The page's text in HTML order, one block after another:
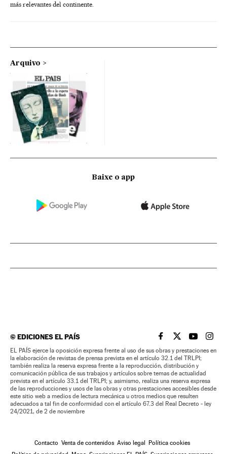
más relevantes del continente.
Arquivo
Baixe o app
©EDICIONES EL PAÍS EL PAÍS BRASIL EN
EL PAÍSEL PAÍS
EL
EL PAÍS ejerce la oposición expresa frente al uso de sus obras y prestaciones en
la elaboración de revistas de prensa prevista en el artículo 32.1 del TRLPI;
también realiza la reserva expresa frente a la reproducción, distribución y
comunicación pública de sus trabajos y artículos sobre temas de actualidad
prevista en el artículo 33.1 del TRLPI; y, asimismo, realiza una reserva expresa
de las reproducciones y usos de las obras y otras prestaciones accesibles desde
este sitio web a medios de lectura mecánica u otros medios que resulten
adecuados a tal fin de conformidad con el artículo 67.3 del Real Decreto - ley
24/2021, de 2 de noviembre
Contacto Venta de contenidos Aviso legal Política cookies